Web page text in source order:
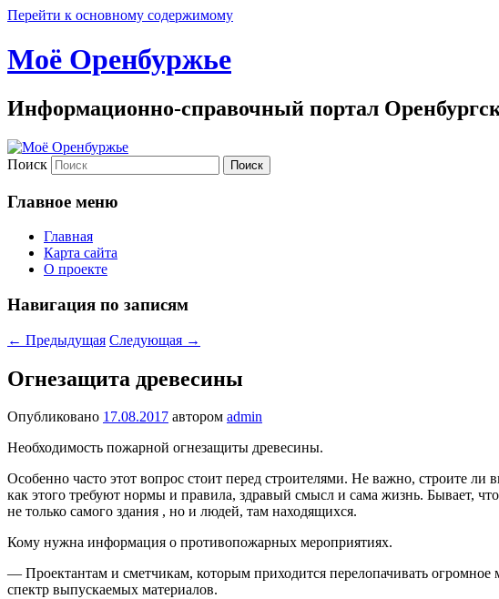
Перейти к основному содержимому
Моё Оренбуржье
Информационно-справочный портал
Поиск
Главное меню
Главная
Карта сайта
О проекте
Навигация по записям
← Предыдущая Следующая →
Огнезащита древесины
Опубликовано 17.08.2017 автором admin
Необходимость пожарной огнезащиты древесины.
Особенно часто этот вопрос стоит перед строителями. Не важно, строите
как этого требуют нормы и правила, здравый смысл и сама жизнь. Бывает,
не только самого здания , но и людей, там находящихся.
Кому нужна информация о противопожарных мероприятиях.
— Проектантам и сметчикам, которым приходится перелопачивать
спектр выпускаемых материалов.